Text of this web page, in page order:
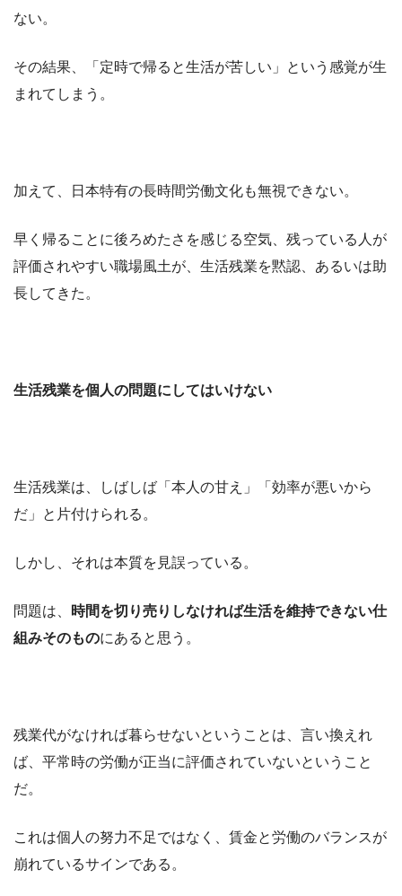
ない。
その結果、「定時で帰ると生活が苦しい」という感覚が生
まれてしまう。
加えて、日本特有の長時間労働文化も無視できない。
早く帰ることに後ろめたさを感じる空気、残っている人が
評価されやすい職場風土が、生活残業を黙認、あるいは助
長してきた。
生活残業を個人の問題にしてはいけない
生活残業は、しばしば「本人の甘え」「効率が悪いから
だ」と片付けられる。
しかし、それは本質を見誤っている。
問題は、
時間を切り売りしなければ生活を維持できない仕
組みそのものにあると思う。
残業代がなければ暮らせないということは、言い換えれ
ば、平常時の労働が正当に評価されていないということ
だ。
これは個人の努力不足ではなく、賃金と労働のバランスが
崩れているサインである。